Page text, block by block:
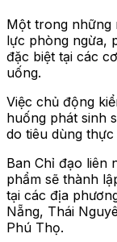
Một trong những
lực phòng ngừa,
đặc biệt tại các
uống.
Việc chủ động
huống phát sinh
do tiêu dùng
Ban Chỉ đạo liên
phẩm sẽ thành
tại các địa
Nẵng, Thái
Phú Thọ.